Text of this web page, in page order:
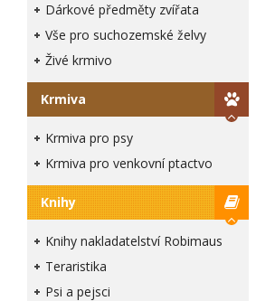
Dárkové předměty zvířata
Vše pro suchozemské želvy
Živé krmivo
Krmiva
Krmiva pro psy
Krmiva pro venkovní ptactvo
Knihy
Knihy nakladatelství Robimaus
Teraristika
Psi a pejsci